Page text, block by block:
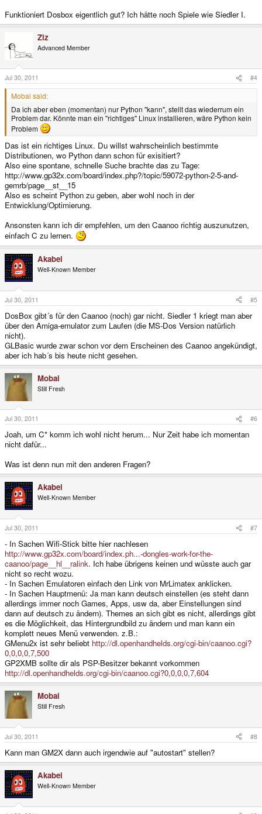
Funktioniert Dosbox eigentlich gut? Ich hätte noch Spiele wie Siedler I.
Ziz
Advanced Member
Jul 30, 2011 #4
Mobai said:
Da ich aber eben (momentan) nur Python "kann", stellt das wiederrum ein
Problem dar. Könnte man ein "richtiges" Linux installieren, wäre Python kein
Problem
Das ist ein richtiges Linux. Du willst wahrscheinlich bestimmte
Distributionen, wo Python dann schon für exisitiert?
Also eine spontane, schnelle Suche brachte das zu Tage:
http://www.gp32x.com/board/index.php?/topic/59072-python-2-5-and-
gemrb/page__st__15
Also es scheint Python zu geben, aber wohl noch in der
Entwicklung/Optimierung.
Ansonsten kann ich dir empfehlen, um den Caanoo richtig auszunutzen,
einfach C zu lernen.
Akabei
Well-Known Member
Jul 30, 2011 #5
DosBox gibt´s für den Caanoo (noch) gar nicht. Siedler 1 kriegt man aber
über den Amiga-emulator zum Laufen (die MS-Dos Version natürlich
nicht).
GLBasic wurde zwar schon vor dem Erscheinen des Caanoo angekündigt,
aber ich hab´s bis heute nicht gesehen.
Mobai
Still Fresh
Jul 30, 2011 #6
Joah, um C* komm ich wohl nicht herum... Nur Zeit habe ich momentan
nicht dafür...
Was ist denn nun mit den anderen Fragen?
Akabei
Well-Known Member
Jul 30, 2011 #7
- In Sachen Wifi-Stick bitte hier nachlesen
http://www.gp32x.com/board/index.ph...-dongles-work-for-the-
caanoo/page__hl__ralink. Ich habe übrigens keinen und wüsste auch gar
nicht so recht wozu.
- In Sachen Emulatoren einfach den Link von MrLimatex anklicken.
- In Sachen Hauptmenü: Ja man kann deutsch einstellen (es steht dann
allerdings immer noch Games, Apps, usw da, aber Einstellungen sind
dann auf deutsch zu ändern). Themes an sich gibt es nicht, allerdings gibt
es die Möglichkeit, das Hintergrundbild zu ändern und man kann ein
komplett neues Menü verwenden. z.B.:
GMenu2x ist sehr beliebt http://dl.openhandhelds.org/cgi-bin/caanoo.cgi?
0,0,0,0,7,500
GP2XMB sollte dir als PSP-Besitzer bekannt vorkommen
http://dl.openhandhelds.org/cgi-bin/caanoo.cgi?0,0,0,0,7,604
Mobai
Still Fresh
Jul 30, 2011 #8
Kann man GM2X dann auch irgendwie auf "autostart" stellen?
Akabei
Well-Known Member